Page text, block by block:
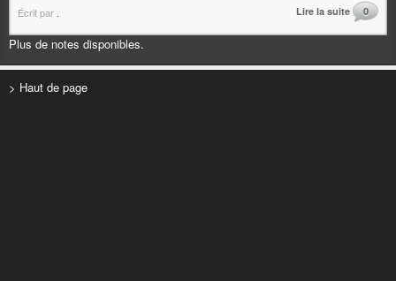
Écrit par Lire la suite 0
Plus de notes disponibles.
> Haut de page